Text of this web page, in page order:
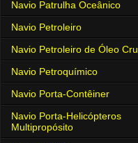
Navio Patrulha Oceânico
Navio Petroleiro
Navio Petroleiro de Óleo Cru
Navio Petroquímico
Navio Porta-Contêiner
Navio Porta-Helicópteros
Multipropósito